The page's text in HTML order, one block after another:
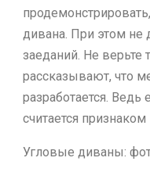
дивана. При этом не
заеданий. Не
рассказывают, что
разработается. Ведь
считается
Угловые диваны: